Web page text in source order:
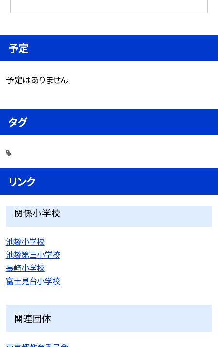
予定
予定はありません
タグ
リンク
関係小学校
池袋小学校
池袋第三小学校
長崎小学校
富士見台小学校
関連団体